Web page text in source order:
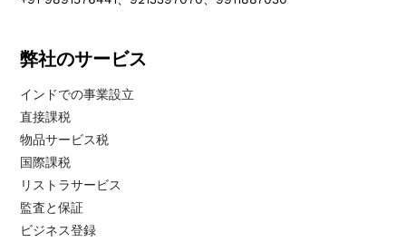
弊社のサービス
インドでの事業設立
直接課税
物品サービス税
国際課税
リストラサービス
監査と保証
ビジネス登録